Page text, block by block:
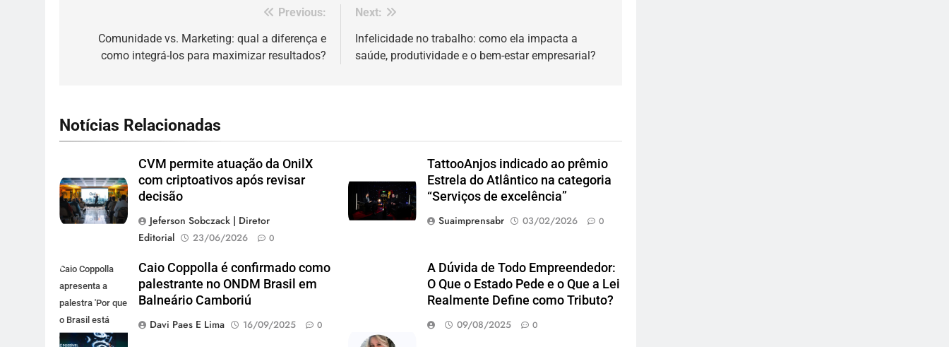
Previous:
Comunidade vs. Marketing: qual a diferença e
como integrá-los para maximizar resultados?
Next:
Infelicidade no trabalho: como ela impacta a
saúde, produtividade e o bem-estar empresarial?
Notícias Relacionadas
CVM permite atuação da OnilX
com criptoativos após revisar
decisão
Jeferson Sobczack | Diretor
Editorial
23/06/2026 0
TattooAnjos indicado ao prêmio
Estrela do Atlântico na categoria
“Serviços de excelência”
Suaimprensabr
03/02/2026 0
Caio Coppolla
apresenta a
palestra 'Por que
o Brasil está
condenado ao
Caio Coppolla é confirmado como
palestrante no ONDM Brasil em
Balneário Camboriú
Davi Paes E Lima
16/09/2025 0
A Dúvida de Todo Empreendedor:
O Que o Estado Pede e o Que a Lei
Realmente Define como Tributo?
09/08/2025 0